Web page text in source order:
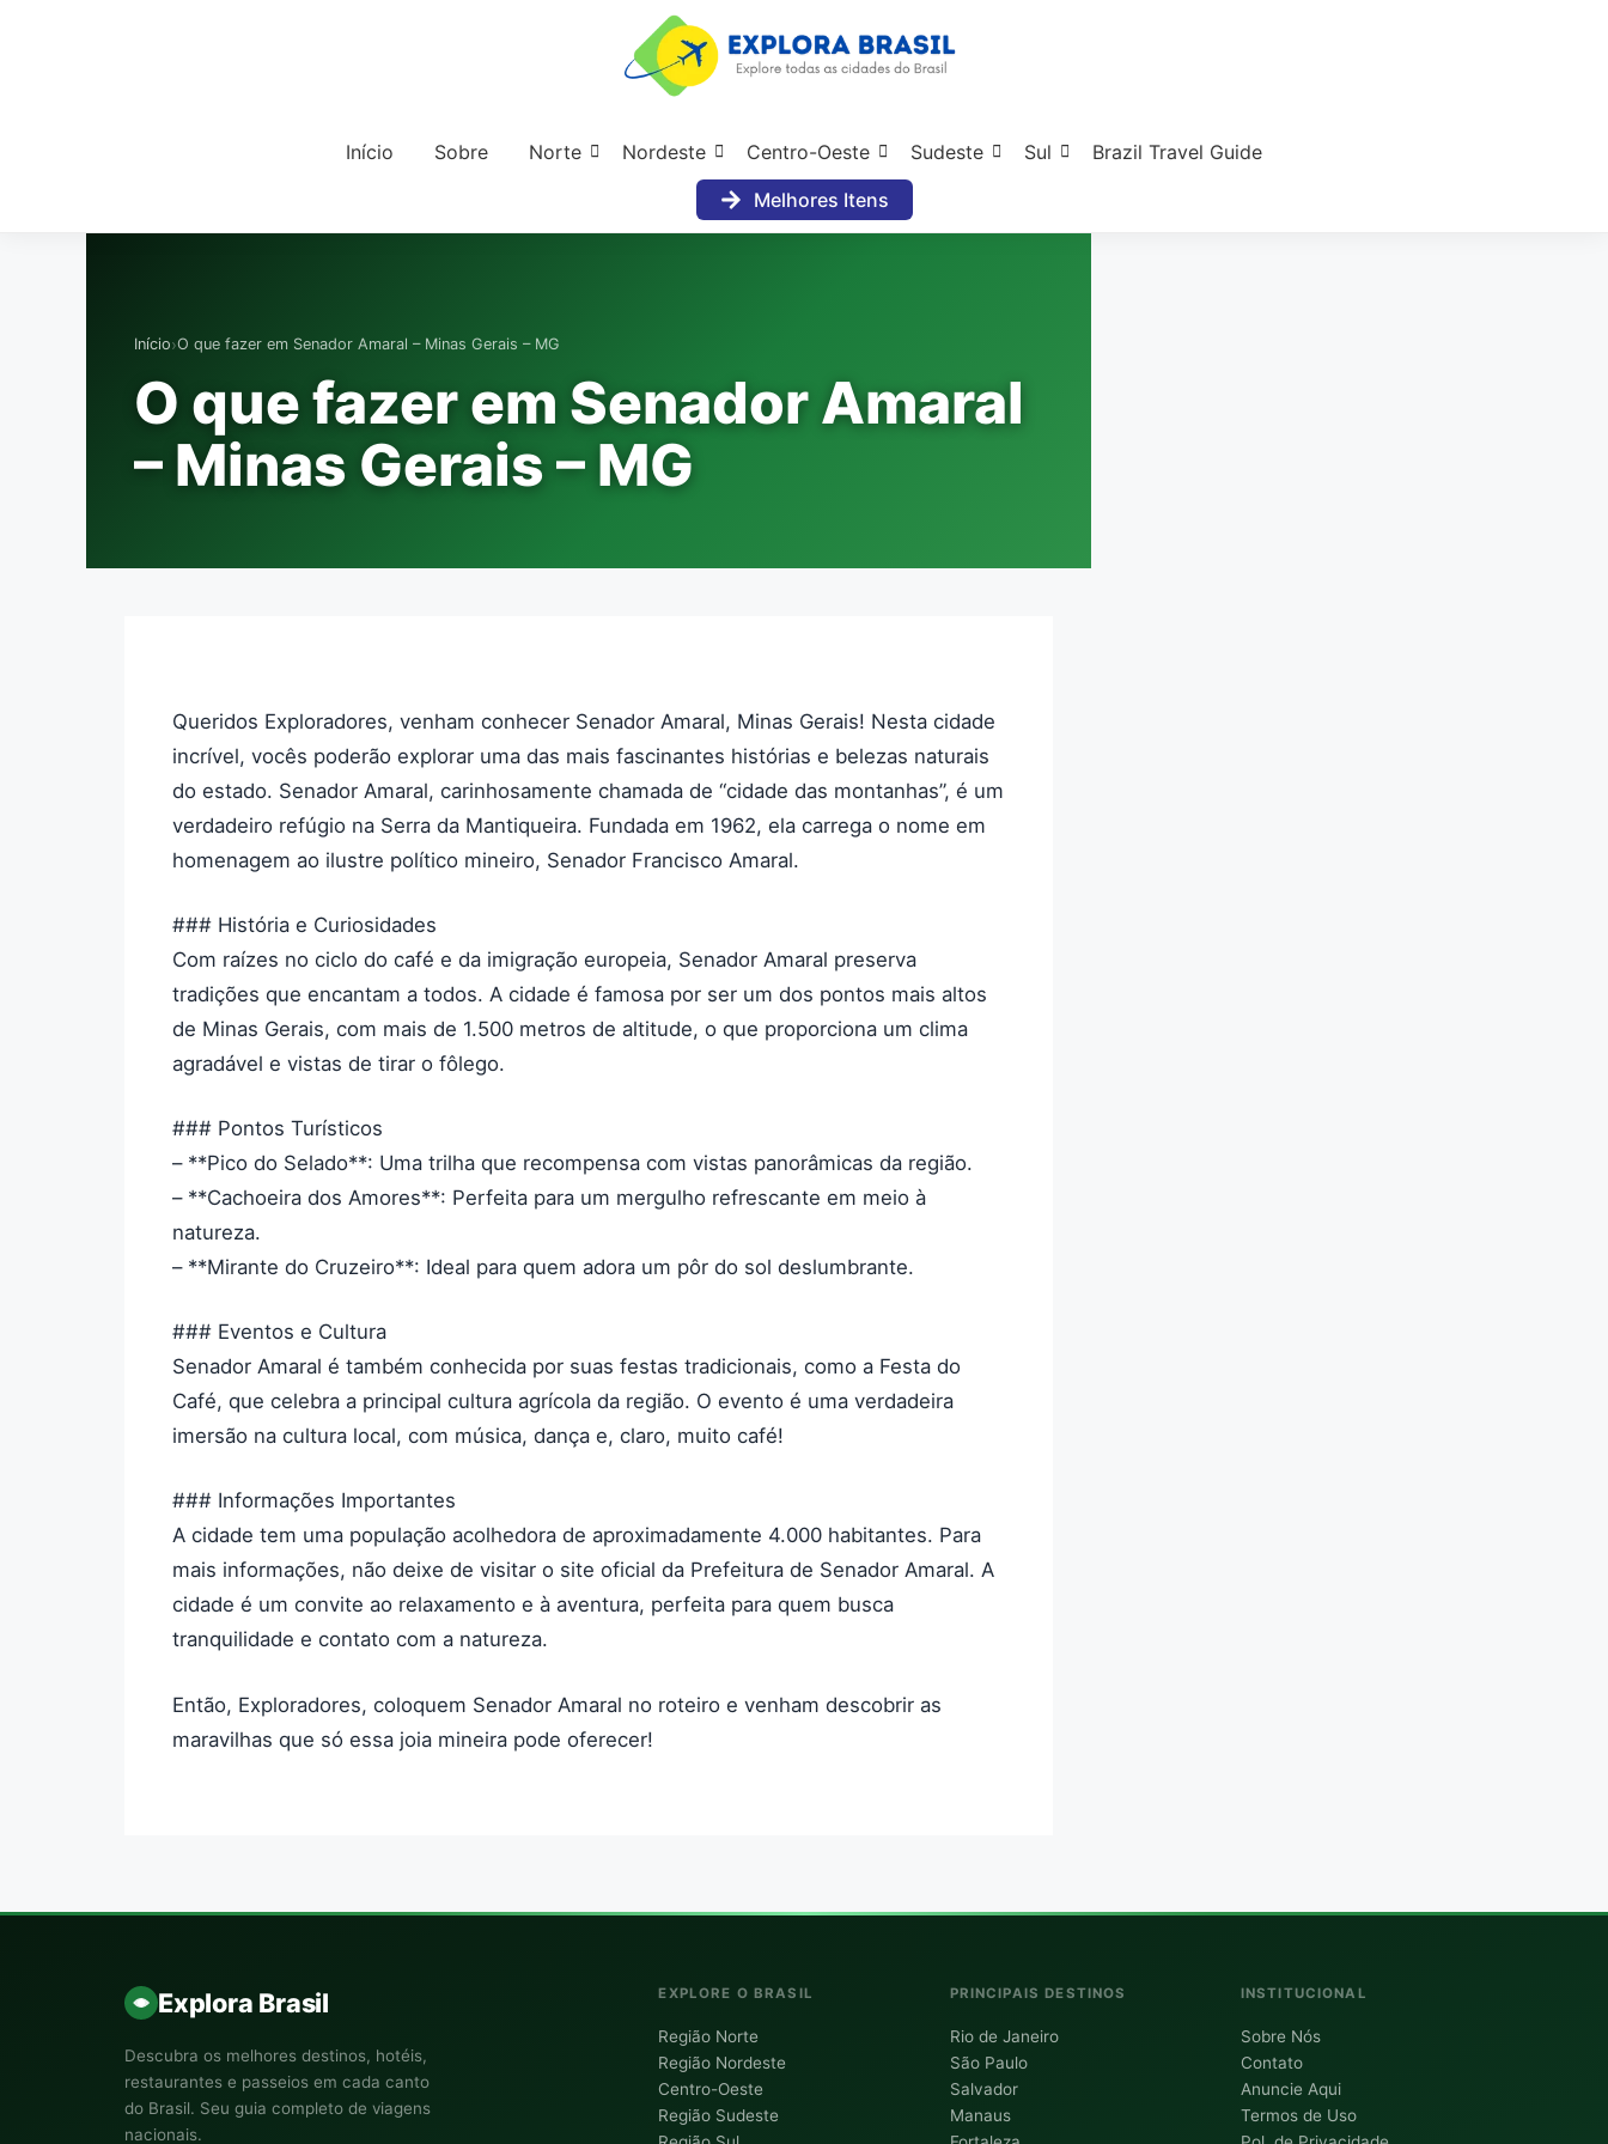
Início Sobre Norte Nordeste Centro-Oeste Sudeste Sul
Brazil Travel Guide
Melhores Itens
Início›O que fazer em Senador Amaral – Minas Gerais – MG
O que fazer em Senador Amaral
– Minas Gerais – MG
Queridos Exploradores, venham conhecer Senador Amaral, Minas Gerais! Nesta cidade
incrível, vocês poderão explorar uma das mais fascinantes histórias e belezas naturais
do estado. Senador Amaral, carinhosamente chamada de “cidade das montanhas”, é um
verdadeiro refúgio na Serra da Mantiqueira. Fundada em 1962, ela carrega o nome em
homenagem ao ilustre político mineiro, Senador Francisco Amaral.
### História e Curiosidades
Com raízes no ciclo do café e da imigração europeia, Senador Amaral preserva
tradições que encantam a todos. A cidade é famosa por ser um dos pontos mais altos
de Minas Gerais, com mais de 1.500 metros de altitude, o que proporciona um clima
agradável e vistas de tirar o fôlego.
### Pontos Turísticos
– **Pico do Selado**: Uma trilha que recompensa com vistas panorâmicas da região.
– **Cachoeira dos Amores**: Perfeita para um mergulho refrescante em meio à
natureza.
– **Mirante do Cruzeiro**: Ideal para quem adora um pôr do sol deslumbrante.
### Eventos e Cultura
Senador Amaral é também conhecida por suas festas tradicionais, como a Festa do
Café, que celebra a principal cultura agrícola da região. O evento é uma verdadeira
imersão na cultura local, com música, dança e, claro, muito café!
### Informações Importantes
A cidade tem uma população acolhedora de aproximadamente 4.000 habitantes. Para
mais informações, não deixe de visitar o site oficial da Prefeitura de Senador Amaral. A
cidade é um convite ao relaxamento e à aventura, perfeita para quem busca
tranquilidade e contato com a natureza.
Então, Exploradores, coloquem Senador Amaral no roteiro e venham descobrir as
maravilhas que só essa joia mineira pode oferecer!
Explora Brasil
Descubra os melhores destinos, hotéis,
restaurantes e passeios em cada canto
do Brasil. Seu guia completo de viagens
nacionais.
EXPLORE O BRASIL
Região Norte
Região Nordeste
Centro-Oeste
Região Sudeste
PRINCIPAIS DESTINOS
Rio de Janeiro
São Paulo
Salvador
Manaus
INSTITUCIONAL
Sobre Nós
Contato
Anuncie Aqui
Termos de Uso